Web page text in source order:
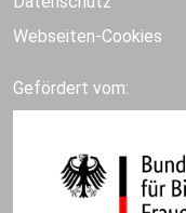
Webseiten-Cookies
Gefördert vom: